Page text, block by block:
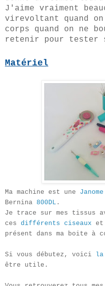
J'aime vraiment
virevoltant quand
corps quand on ne
retenir pour tester
Matériel
Ma machine est une
Bernina 800DL .
Je trace sur mes tissus
ces différents ciseaux
présent dans ma boite à
Si vous débutez, voici la
être utile.